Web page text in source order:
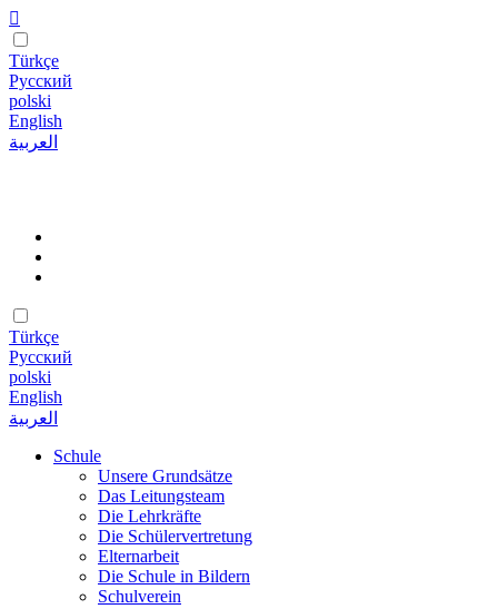
Türkçe
Русский
polski
English
العربية
Türkçe
Русский
polski
English
العربية
Schule
Unsere Grundsätze
Das Leitungsteam
Die Lehrkräfte
Die Schülervertretung
Elternarbeit
Die Schule in Bildern
Schulverein